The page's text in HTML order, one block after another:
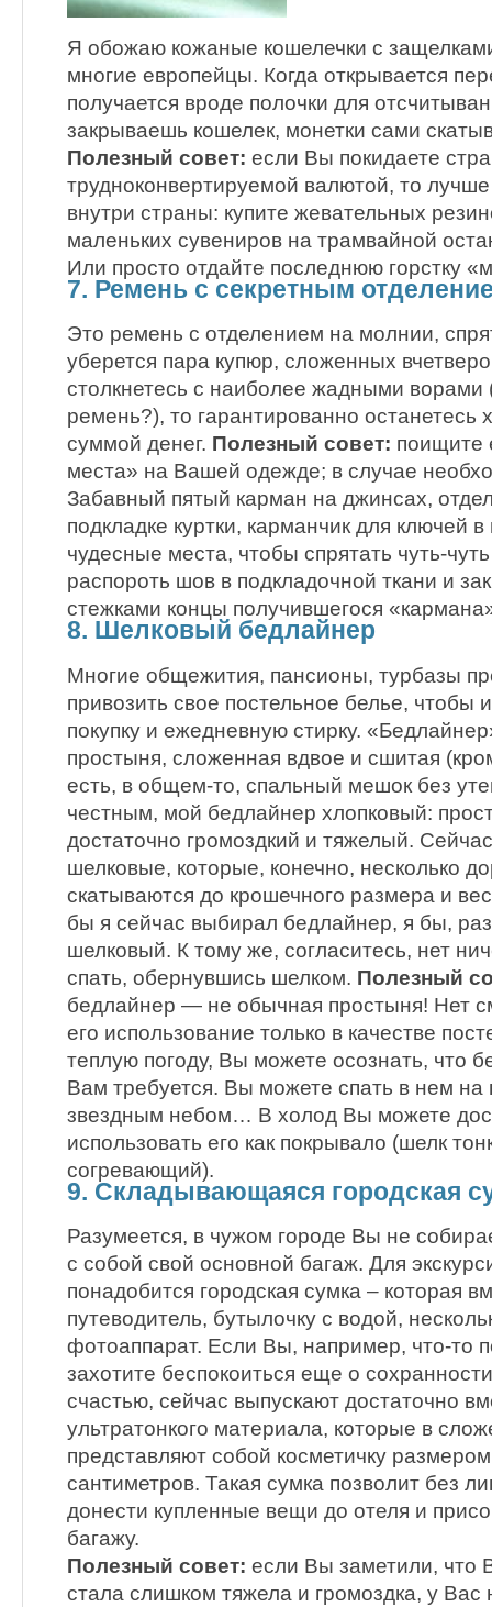
Я обожаю кожаные кошелечки с
многие европейцы. Когда открывается
получается вроде полочки для
закрываешь кошелек, монетки сами
Полезный совет: если Вы покидаете
трудноконвертируемой валютой, то лучше
внутри страны: купите жевательных
маленьких сувениров на трамвайной
Или просто отдайте последнюю горстку
7. Ремень с секретным
Это ремень с отделением на молнии,
уберется пара купюр, сложенных
столкнетесь с наиболее жадными ворами
ремень?), то гарантированно останетесь
суммой денег. Полезный совет: поищите
места» на Вашей одежде; в случае
Забавный пятый карман на джинсах,
подкладке куртки, карманчик для ключей в
чудесные места, чтобы спрятать чуть-
распороть шов в подкладочной ткани и
стежками концы получившегося
8. Шелковый бедлайнер
Многие общежития, пансионы, турбазы
привозить свое постельное белье, чтобы
покупку и ежедневную стирку.
простыня, сложенная вдвое и сшитая
есть, в общем-то, спальный мешок без
честным, мой бедлайнер хлопковый:
достаточно громоздкий и тяжелый.
шелковые, которые, конечно, несколько
скатываются до крошечного размера и
бы я сейчас выбирал бедлайнер, я бы,
шелковый. К тому же, согласитесь, нет
спать, обернувшись шелком. Полезный
бедлайнер — не обычная простыня! Нет
его использование только в качестве
теплую погоду, Вы можете осознать, что
Вам требуется. Вы можете спать в нем на
звездным небом… В холод Вы можете
использовать его как покрывало (шелк
согревающий).
9. Складывающаяся городская
Разумеется, в чужом городе Вы не
с собой свой основной багаж. Для
понадобится городская сумка – которая
путеводитель, бутылочку с водой,
фотоаппарат. Если Вы, например, что-то
захотите беспокоиться еще о
счастью, сейчас выпускают достаточно
ультратонкого материала, которые в
представляют собой косметичку
сантиметров. Такая сумка позволит без
донести купленные вещи до отеля и
багажу.
Полезный совет: если Вы заметили, что
стала слишком тяжела и громоздка, у Вас